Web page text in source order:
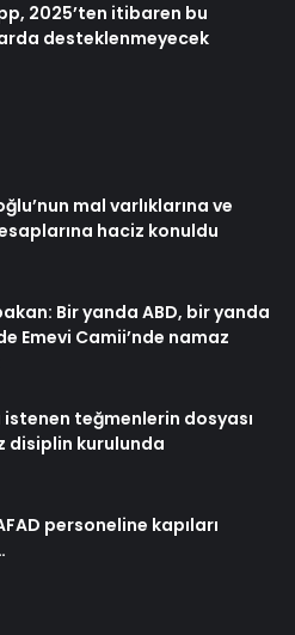
2025’ten itibaren bu
desteklenmeyecek
mal varlıklarına ve
haciz konuldu
Bir yanda ABD, bir yanda
Emevi Camii’nde namaz
istenen teğmenlerin dosyası
disiplin kurulunda
personeline kapıları